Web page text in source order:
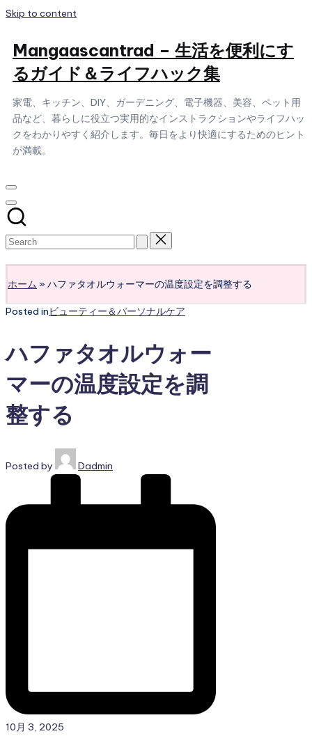
Skip to content
Mangaascantrad – 生活を便利にす
るガイド＆ライフハック集
家電、キッチン、DIY、ガーデニング、電子機器、美容、ペット用
品など、暮らしに役立つ実用的なインストラクションやライフハッ
クをわかりやすく紹介します。毎日をより快適にするためのヒント
が満載。
ホーム » ハファタオルウォーマーの温度設定を調整する
Posted inビューティー＆パーソナルケア
ハファタオルウォー
マーの温度設定を調
整する
Posted by Dadmin
10月 3, 2025